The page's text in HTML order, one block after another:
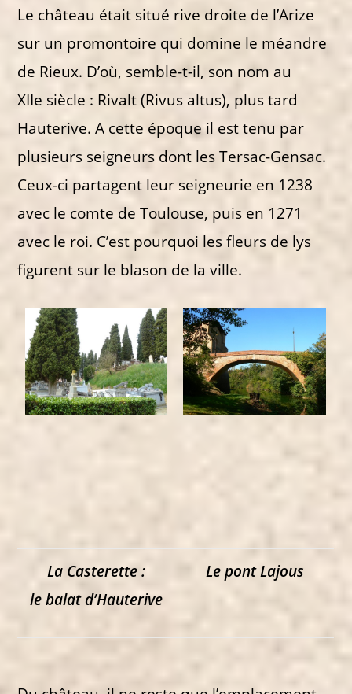
Le château était situé rive droite de l’Arize
sur un promontoire qui domine le méandre
de Rieux. D’où, semble-t-il, son nom au
XIIe siècle : Rivalt (Rivus altus), plus tard
Hauterive. A cette époque il est tenu par
plusieurs seigneurs dont les Tersac-Gensac.
Ceux-ci partagent leur seigneurie en 1238
avec le comte de Toulouse, puis en 1271
avec le roi. C’est pourquoi les fleurs de lys
figurent sur le blason de la ville.
La Casterette :
le balat d’Hauterive
Le pont Lajous